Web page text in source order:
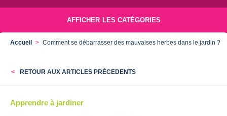
AFFICHER LES CATÉGORIES
Accueil Comment se débarrasser des mauvaises herbes dans le jardin ?
RETOUR AUX ARTICLES PRÉCEDENTS
Apprendre à jardiner